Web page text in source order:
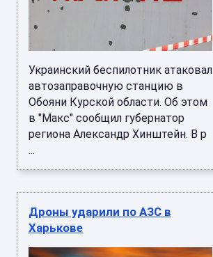
Украинский беспилотник атаковал
автозаправочную станцию в
Обояни Курской области. Об этом
в "Макс" сообщил губернатор
региона Александр Хинштейн. В р
...
Дроны ударили по АЗС в
Харькове